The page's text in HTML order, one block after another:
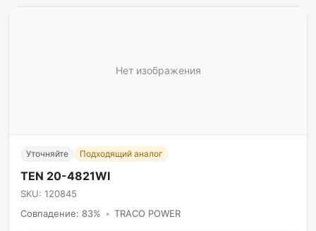
Нет изображения
Уточняйте Подходящий аналог
TEN 20-4821WI
SKU: 120845
Совпадение: 83% • TRACO POWER